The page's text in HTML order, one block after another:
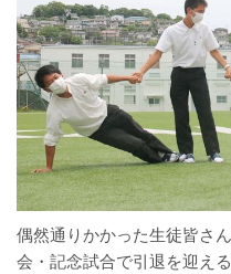
偶然通りかかった生徒皆さ
会・記念試合で引退を迎え